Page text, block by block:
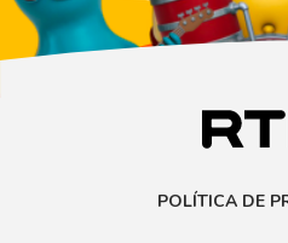
POLÍTICA DE